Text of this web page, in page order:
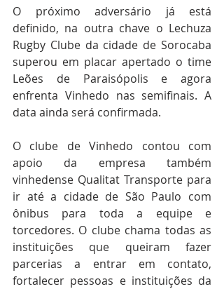
O próximo adversário já está
definido, na outra chave o Lechuza
Rugby Clube da cidade de Sorocaba
superou em placar apertado o time
Leões de Paraisópolis e agora
enfrenta Vinhedo nas semifinais. A
data ainda será confirmada.
O clube de Vinhedo contou com
apoio da empresa também
vinhedense Qualitat Transporte para
ir até a cidade de São Paulo com
ônibus para toda a equipe e
torcedores. O clube chama todas as
instituições que queiram fazer
parcerias a entrar em contato,
fortalecer pessoas e instituições da